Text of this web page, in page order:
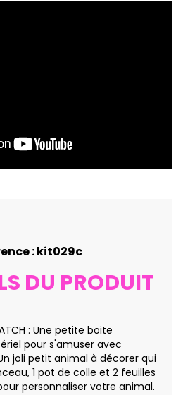
: kit029c
DU PRODUIT
: Une petite boite
pour s'amuser avec
joli petit animal à décorer qui
1 pot de colle et 2 feuilles
personnaliser votre animal.